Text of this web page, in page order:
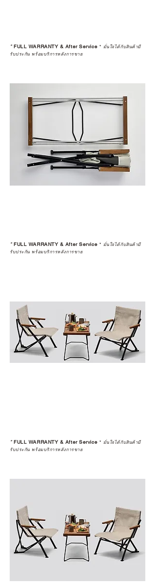
ในอุปกรณ์ที่คุณรัก มีคุณค่าอย่าง
เพื่อให้คุณได้รับทั้งสินค้า และ
ประสบการณ์ที่สมบูรณ์แบบในระยะ
ยาว
อ่านต่อเรื่องการรับประกันสินค้าได้
ตรงนี้
>>https://www.campstudio.co.th/
*FULL WARRANTY & After Service * มั่นใจได้กับสินค้ามี
รับประกัน พร้อมบริการหลังการขาย
*FULL WARRANTY & After Service * มั่นใจได้กับสินค้ามี
รับประกัน พร้อมบริการหลังการขาย
*FULL WARRANTY & After Service * มั่นใจได้กับสินค้ามี
รับประกัน พร้อมบริการหลังการขาย